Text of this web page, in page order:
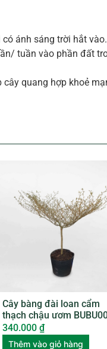
ánh sáng trời hắt vào.
tuần vào phần đất
quang hợp khoẻ
Cây bàng đài loan cẩm
thạch chậu ươm
340.000 ₫
Thêm vào giỏ hàng